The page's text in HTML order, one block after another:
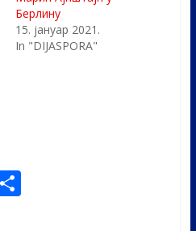
Берлину
15. јануар 2021.
In "DIJASPORA"
S